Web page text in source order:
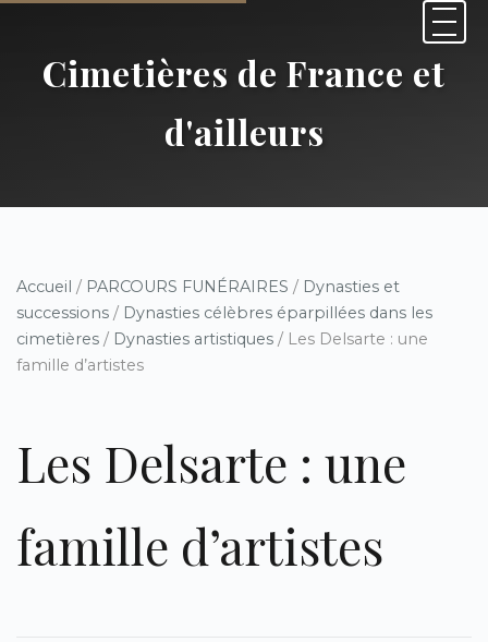
Cimetières de France et
d'ailleurs
Accueil / PARCOURS FUNÉRAIRES / Dynasties et
successions / Dynasties célèbres éparpillées dans les
cimetières / Dynasties artistiques / Les Delsarte : une
famille d’artistes
Les Delsarte : une
famille d’artistes